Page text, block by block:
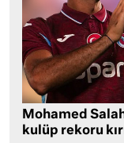
Mohamed
kulüp rekoru